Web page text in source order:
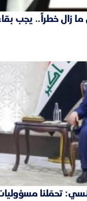
زال خطراً.. يجب
تحمّلنا